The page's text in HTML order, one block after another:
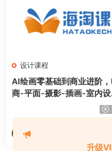
设计课程
AI绘画零基础到商业进阶
商-平面-摄影-插画-室内设
海淘资源网
升级